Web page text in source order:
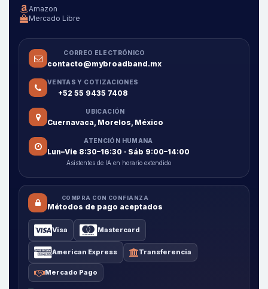
Amazon
Mercado Libre
CORREO ELECTRÓNICO
contacto@mybroadband.mx
VENTAS Y COTIZACIONES
+52 55 9435 7408
UBICACIÓN
Cuernavaca, Morelos, México
ATENCIÓN HUMANA
Lun–Vie 8:30–16:30 · Sáb 9:00–14:00
Asistentes de IA en horario extendido
COMPRA CON CONFIANZA
Métodos de pago aceptados
Visa Mastercard
American Express Transferencia
Mercado Pago